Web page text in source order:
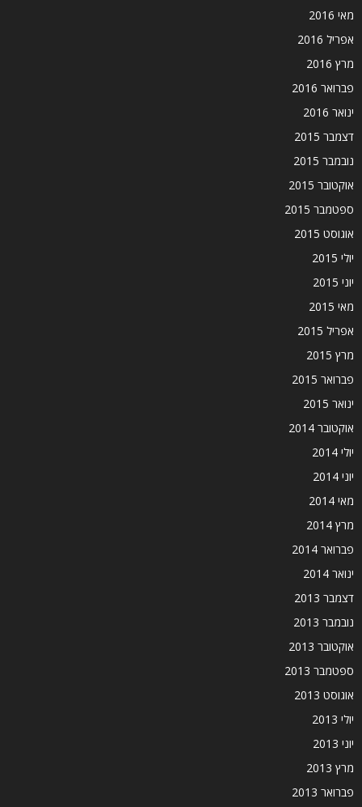
מאי 2016
אפריל 2016
מרץ 2016
פברואר 2016
ינואר 2016
דצמבר 2015
נובמבר 2015
אוקטובר 2015
ספטמבר 2015
אוגוסט 2015
יולי 2015
יוני 2015
מאי 2015
אפריל 2015
מרץ 2015
פברואר 2015
ינואר 2015
אוקטובר 2014
יולי 2014
יוני 2014
מאי 2014
מרץ 2014
פברואר 2014
ינואר 2014
דצמבר 2013
נובמבר 2013
אוקטובר 2013
ספטמבר 2013
אוגוסט 2013
יולי 2013
יוני 2013
מרץ 2013
פברואר 2013